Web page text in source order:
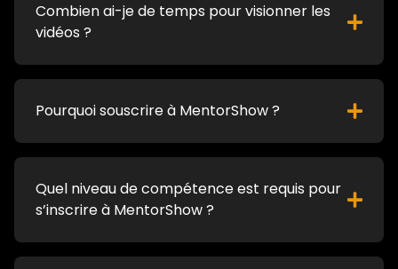
Combien ai-je de temps pour visionner les
vidéos ?
Pourquoi souscrire à MentorShow ?
Quel niveau de compétence est requis pour
s’inscrire à MentorShow ?